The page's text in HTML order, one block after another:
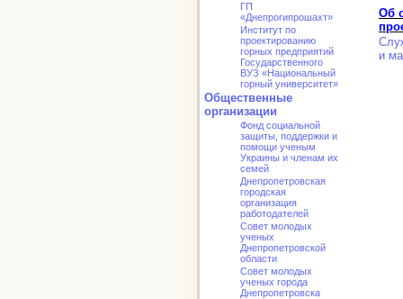
ГП
«Днепрогипрошахт»
Институт по
проектированию
горных предприятий
Государственного
ВУЗ «Национальный
горный университет»
Общественные
организации
Фонд социальной
защиты, поддержки и
помощи ученым
Украины и членам их
семей
Днепропетровская
городская
организация
работодателей
Совет молодых
ученых
Днепропетровской
области
Совет молодых
ученых города
Днепропетровска
Об
и